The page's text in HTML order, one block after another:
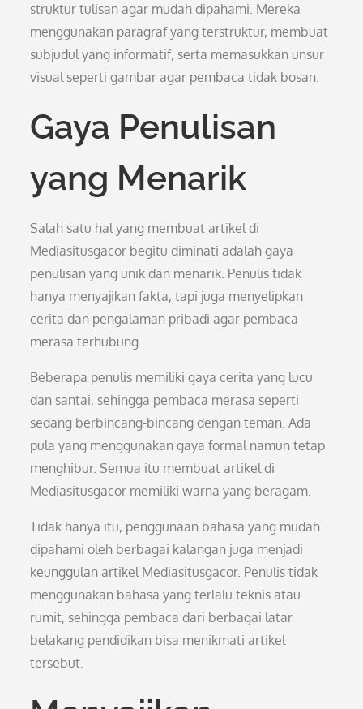
struktur tulisan agar mudah dipahami. Mereka
menggunakan paragraf yang terstruktur, membuat
subjudul yang informatif, serta memasukkan unsur
visual seperti gambar agar pembaca tidak bosan.
Gaya Penulisan
yang Menarik
Salah satu hal yang membuat artikel di
Mediasitusgacor begitu diminati adalah gaya
penulisan yang unik dan menarik. Penulis tidak
hanya menyajikan fakta, tapi juga menyelipkan
cerita dan pengalaman pribadi agar pembaca
merasa terhubung.
Beberapa penulis memiliki gaya cerita yang lucu
dan santai, sehingga pembaca merasa seperti
sedang berbincang-bincang dengan teman. Ada
pula yang menggunakan gaya formal namun tetap
menghibur. Semua itu membuat artikel di
Mediasitusgacor memiliki warna yang beragam.
Tidak hanya itu, penggunaan bahasa yang mudah
dipahami oleh berbagai kalangan juga menjadi
keunggulan artikel Mediasitusgacor. Penulis tidak
menggunakan bahasa yang terlalu teknis atau
rumit, sehingga pembaca dari berbagai latar
belakang pendidikan bisa menikmati artikel
tersebut.